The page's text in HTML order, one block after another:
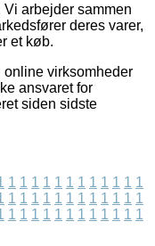
Vi arbejder sammen
deres varer,
et køb.
virksomheder
ansvaret for
siden sidste
1 1 1 1 1 1 1 1 1 1 1 1
1 1 1 1 1 1 1 1 1 1 1 1
1 1 1 1 1 1 1 1 1 1 1 1